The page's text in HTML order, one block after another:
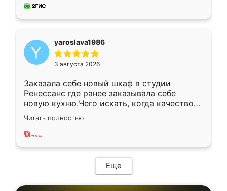
мебель за качественную работу!
yaroslava1986
3 августа 2026
Заказала себе новый шкаф в студии
Ренессанс где ранее заказывала себе
новую кухню.Чего искать, когда качеством
вполне довольна. Служит кухня уже почти
два года, нареканий нет.
Читать полностью
Еще